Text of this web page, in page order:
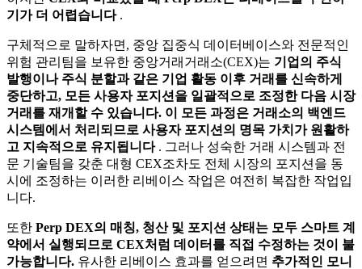
기가 더 어렵습니다.
구체적으로 말하자면, 중앙 집중식 데이터베이스와 전문적인
위험 관리팀을 보유한 중앙거래거래소(CEX)는 기업의 주식
발행이나 주식 분할과 같은 기업 활동 이후 거래를 신속하게
중단하고, 모든 사용자 포지션을 일괄적으로 조정한 다음 시장
거래를 재개할 수 있습니다. 이 모든 과정은 거래소의 백엔드
시스템에서 처리되므로 사용자 포지션의 명목 가치가 원활하
고 지속적으로 유지됩니다. 그러나 성숙한 거래 시스템과 전
문 기술팀을 갖춘 대형 CEX조차도 전체 시장의 포지션을 동
시에 조정하는 이러한 리베이스 작업은 여전히 ​​복잡한 작업입
니다.
또한 Perp DEX의 매칭, 청산 및 포지션 상태는 모두 스마트 계
약에서 실행되므로 CEX처럼 데이터를 직접 수정하는 것이 불
가능합니다. 유사한 리베이스 효과를 얻으려면 추가적인 모니